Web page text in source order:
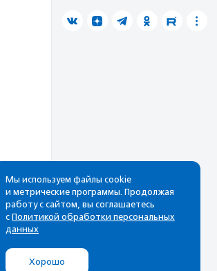
Мы используем файлы cookie
и метрические программы. Продолжая
работу с сайтом, вы соглашаетесь
с Политикой обработки персональных
данных
Хорошо